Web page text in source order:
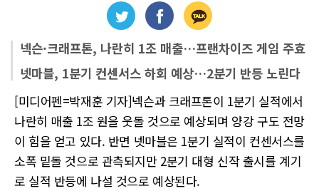
넥슨·크래프톤, 나란히 1조 매출…프랜차이즈 게임 주효
넷마블, 1분기 컨센서스 하회 예상…2분기 반등 노린다
[미디어펜=박재훈 기자]넥슨과 크래프톤이 1분기 실적에서
나란히 매출 1조 원을 웃돌 것으로 예상되며 양강 구도 전망
이 힘을 얻고 있다. 반면 넷마블은 1분기 실적이 컨센서스를
소폭 밑돌 것으로 관측되지만 2분기 대형 신작 출시를 계기
로 실적 반등에 나설 것으로 예상된다.